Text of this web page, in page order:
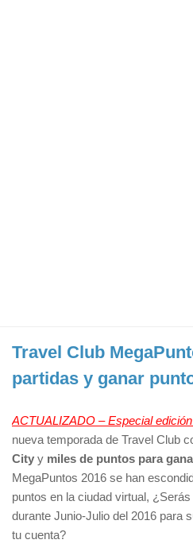
Travel Club
partidas y ganar
ACTUALIZADO – Especial
nueva temporada de Travel Club
City y miles de puntos para
MegaPuntos 2016 se han
puntos en la ciudad virtual,
durante Junio-Julio del 2016 para
tu cuenta?